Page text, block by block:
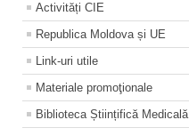
Activități CIE
Republica Moldova și UE
Link-uri utile
Materiale promoţionale
Biblioteca Științifică Medicală